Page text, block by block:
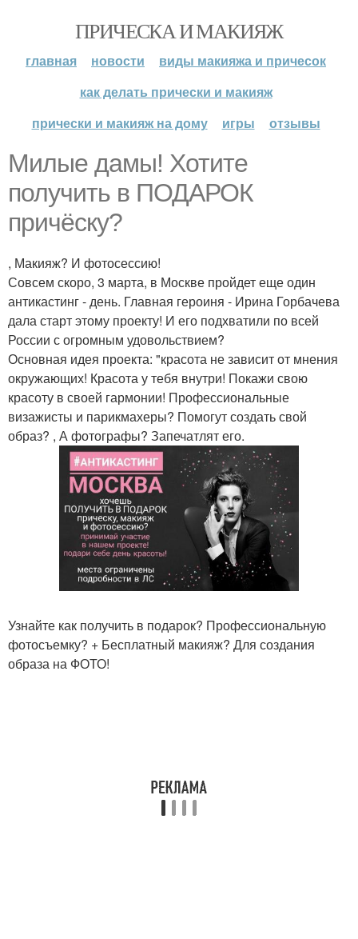
ПРИЧЕСКА И МАКИЯЖ
главная новости
виды макияжа и причесок
как делать прически и макияж
прически и макияж на дому
игры отзывы
Милые дамы! Хотите
получить в ПОДАРОК
причёску?
, Макияж? И фотосессию!
Совсем скоро, 3 марта, в Москве пройдет еще один
антикастинг - день. Главная героиня - Ирина Горбачева
дала старт этому проекту! И его подхватили по всей
России с огромным удовольствием?
Основная идея проекта: "красота не зависит от мнения
окружающих! Красота у тебя внутри! Покажи свою
красоту в своей гармонии! Профессиональные
визажисты и парикмахеры? Помогут создать свой
образ? , А фотографы? Запечатлят его.
Узнайте как получить в подарок? Профессиональную
фотосъемку? + Бесплатный макияж? Для создания
образа на ФОТО!